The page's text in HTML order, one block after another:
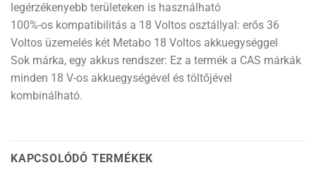
legérzékenyebb területeken is használható
100%-os kompatibilitás a 18 Voltos osztállyal: erős 36
Voltos üzemelés két Metabo 18 Voltos akkuegységgel
Sok márka, egy akkus rendszer: Ez a termék a CAS márkák
minden 18 V-os akkuegységével és töltőjével
kombinálható.
KAPCSOLÓDÓ TERMÉKEK